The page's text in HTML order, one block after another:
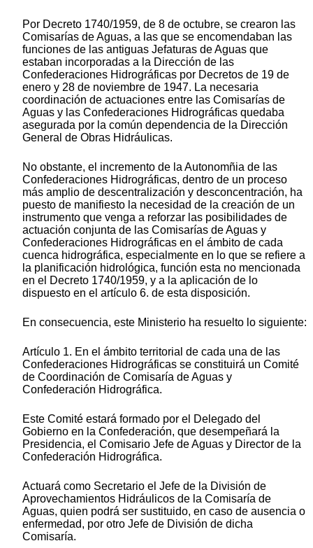
Por Decreto 1740/1959, de 8 de octubre, se crearon las
Comisarías de Aguas, a las que se encomendaban las
funciones de las antiguas Jefaturas de Aguas que
estaban incorporadas a la Dirección de las
Confederaciones Hidrográficas por Decretos de 19 de
enero y 28 de noviembre de 1947. La necesaria
coordinación de actuaciones entre las Comisarías de
Aguas y las Confederaciones Hidrográficas quedaba
asegurada por la común dependencia de la Dirección
General de Obras Hidráulicas.
No obstante, el incremento de la Autonomñia de las
Confederaciones Hidrográficas, dentro de un proceso
más amplio de descentralización y desconcentración, ha
puesto de manifiesto la necesidad de la creación de un
instrumento que venga a reforzar las posibilidades de
actuación conjunta de las Comisarías de Aguas y
Confederaciones Hidrográficas en el ámbito de cada
cuenca hidrográfica, especialmente en lo que se refiere a
la planificación hidrológica, función esta no mencionada
en el Decreto 1740/1959, y a la aplicación de lo
dispuesto en el artículo 6. de esta disposición.
En consecuencia, este Ministerio ha resuelto lo siguiente:
Artículo 1. En el ámbito territorial de cada una de las
Confederaciones Hidrográficas se constituirá un Comité
de Coordinación de Comisaría de Aguas y
Confederación Hidrográfica.
Este Comité estará formado por el Delegado del
Gobierno en la Confederación, que desempeñará la
Presidencia, el Comisario Jefe de Aguas y Director de la
Confederación Hidrográfica.
Actuará como Secretario el Jefe de la División de
Aprovechamientos Hidráulicos de la Comisaría de
Aguas, quien podrá ser sustituido, en caso de ausencia o
enfermedad, por otro Jefe de División de dicha
Comisaría.